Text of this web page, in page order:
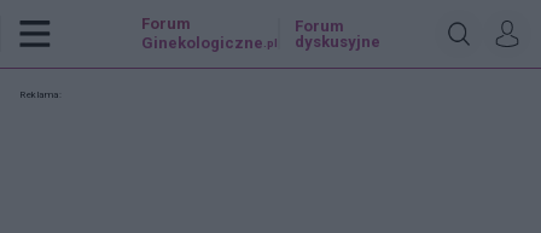
Forum
Ginekologiczne .pl
Forum
dyskusyjne
Reklama: